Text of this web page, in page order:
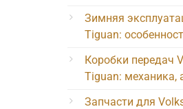
Зимняя
Tiguan:
Коробки передач
Tiguan: механика,
Запчасти для